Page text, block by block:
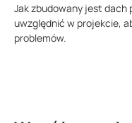
Jak zbudowany jest dach
uwzględnić w projekcie,
problemów.